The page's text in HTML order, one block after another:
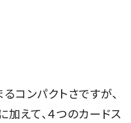
コンパクトさですが、
えて、４つのカードス